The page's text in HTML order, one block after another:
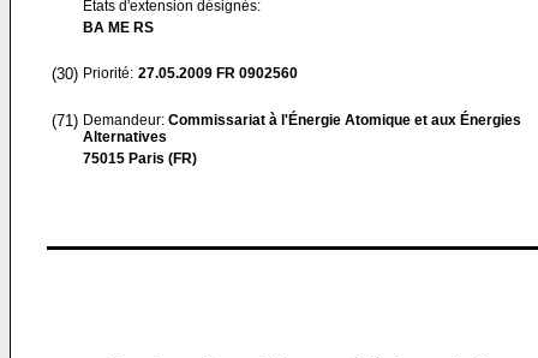
Etats d'extension désignés:
BA ME RS
(30) Priorité: 27.05.2009 FR 0902560
(71) Demandeur: Commissariat à l'Énergie Atomique et aux Énergies
Alternatives
75015 Paris (FR)